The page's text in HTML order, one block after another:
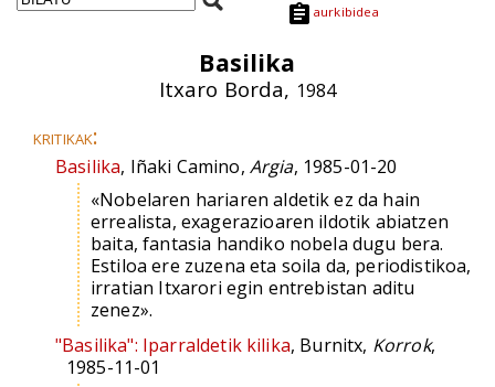
aurkibidea
Basilika
Itxaro Borda, 1984
kritikak:
Basilika, Iñaki Camino, Argia, 1985-01-20
«Nobelaren hariaren aldetik ez da hain
errealista, exagerazioaren ildotik abiatzen
baita, fantasia handiko nobela dugu bera.
Estiloa ere zuzena eta soila da, periodistikoa,
irratian Itxarori egin entrebistan aditu
zenez».
"Basilika": Iparraldetik kilika, Burnitx, Korrok,
1985-11-01